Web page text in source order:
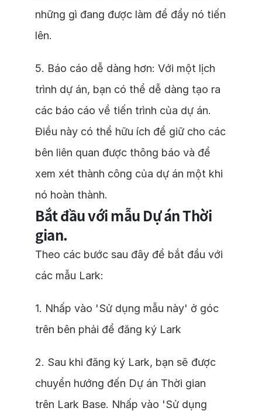
những gì đang được làm để đẩy nó tiến
lên.
5. Báo cáo dễ dàng hơn: Với một lịch
trình dự án, bạn có thể dễ dàng tạo ra
các báo cáo về tiến trình của dự án.
Điều này có thể hữu ích để giữ cho các
bên liên quan được thông báo và để
xem xét thành công của dự án một khi
nó hoàn thành.
Bắt đầu với mẫu Dự án Thời
gian.
Theo các bước sau đây để bắt đầu với
các mẫu Lark:
1. Nhấp vào 'Sử dụng mẫu này' ở góc
trên bên phải để đăng ký Lark
2. Sau khi đăng ký Lark, bạn sẽ được
chuyển hướng đến Dự án Thời gian
trên Lark Base. Nhấp vào 'Sử dụng